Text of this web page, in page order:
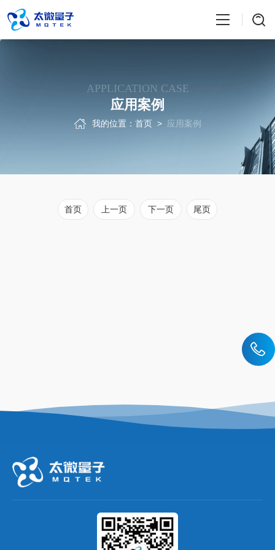
APPLICATION CASE
应用案例
我的位置： 首页 > 应用案例
首页 上一页 下一页 尾页